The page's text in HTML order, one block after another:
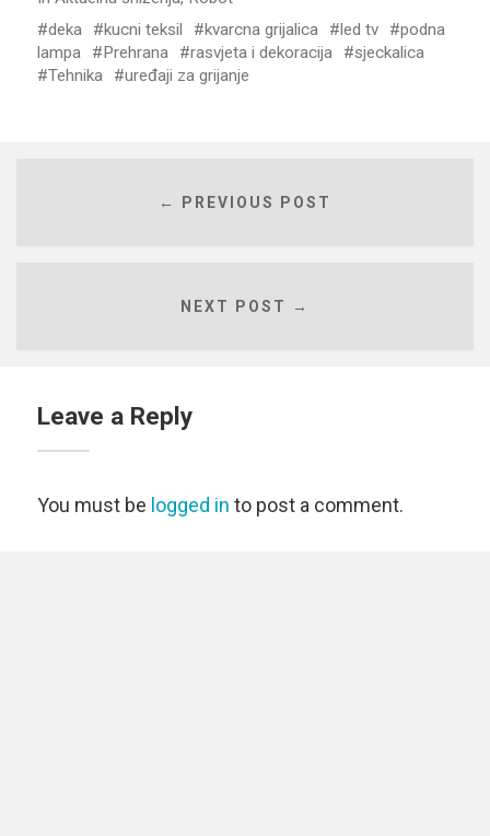
deka
kucni teksil kvarcna grijalica led tv
podna
lampa
Prehrana rasvjeta i dekoracija
sjeckalica
Tehnika
uređaji za grijanje
← PREVIOUS POST
NEXT POST →
Leave a Reply
You must be logged in to post a comment.